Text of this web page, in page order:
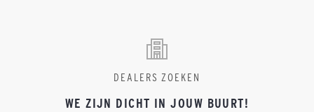
DEALERS ZOEKEN
WE ZIJN DICHT IN JOUW BUURT!